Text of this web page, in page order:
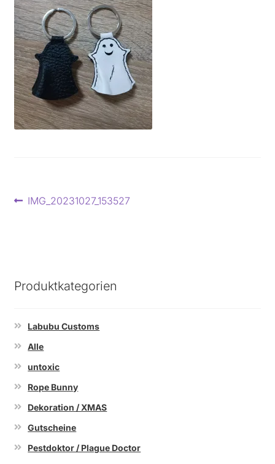
Beitragsnavigation
Vorheriger
IMG_20231027_153527
Produktkategorien
Labubu Customs
Alle
untoxic
Rope Bunny
Dekoration / XMAS
Gutscheine
Pestdoktor / Plague Doctor